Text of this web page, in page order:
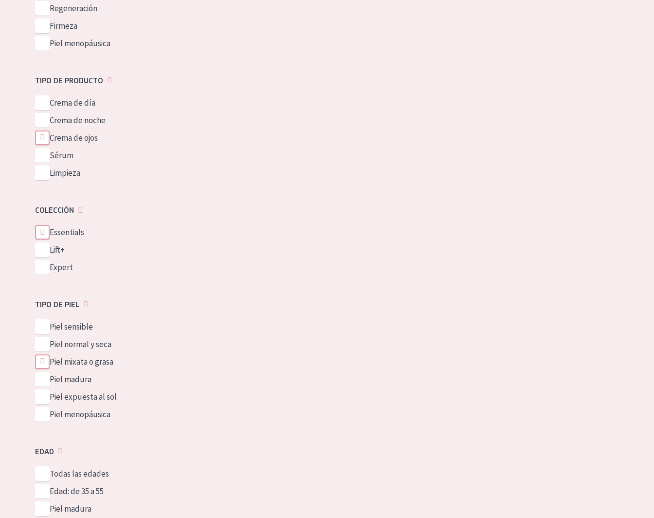
German
Spanish
Greek
Regeneración
Firmeza
Piel menopáusica
TIPO DE PRODUCTO
Crema de día
Crema de noche
Crema de ojos
Sérum
Limpieza
COLECCIÓN
Essentials
Lift+
Expert
TIPO DE PIEL
Piel sensible
Piel normal y seca
Piel mixata o grasa
Piel madura
Piel expuesta al sol
Piel menopáusica
EDAD
Todas las edades
Edad: de 35 a 55
Piel madura